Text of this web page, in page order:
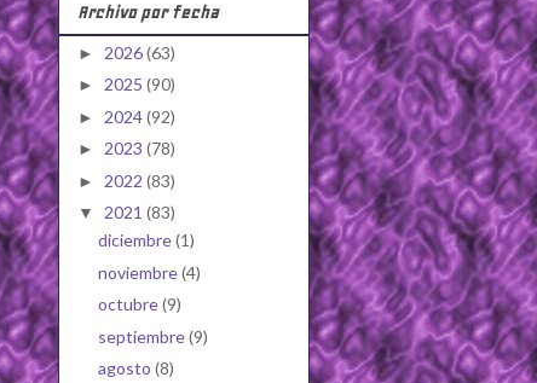
Archivo por fecha
► 2026(63)
► 2025 (90)
► 2024(92)
► 2023 (78)
► 2022 (83)
▼ 2021 (83)
diciembre(1)
noviembre(4)
octubre(9)
septiembre(9)
agosto (8)